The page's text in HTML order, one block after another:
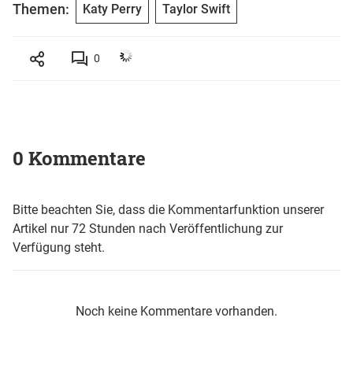
Themen: Katy Perry Taylor Swift
0
0 Kommentare
Bitte beachten Sie, dass die Kommentarfunktion unserer
Artikel nur 72 Stunden nach Veröffentlichung zur
Verfügung steht.
Noch keine Kommentare vorhanden.